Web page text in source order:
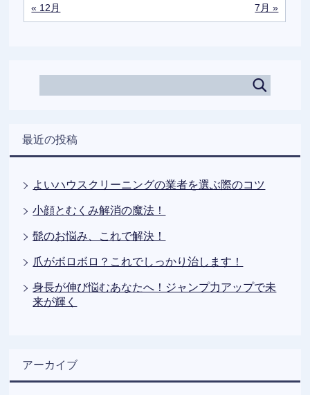
« 12月 7月 »
最近の投稿
よいハウスクリーニングの業者を選ぶ際のコツ
小顔とむくみ解消の魔法！
髭のお悩み、これで解決！
爪がボロボロ？これでしっかり治します！
身長が伸び悩むあなたへ！ジャンプ力アップで未
来が輝く
アーカイブ